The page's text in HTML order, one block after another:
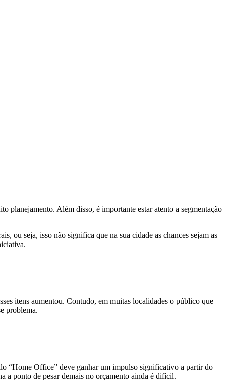
planejamento. Além disso, é importante estar atento a segmentação
ou seja, isso não significa que na sua cidade as chances sejam as
itens aumentou. Contudo, em muitas localidades o público que
problema.
“Home Office” deve ganhar um impulso significativo a partir do
a ponto de pesar demais no orçamento ainda é difícil.